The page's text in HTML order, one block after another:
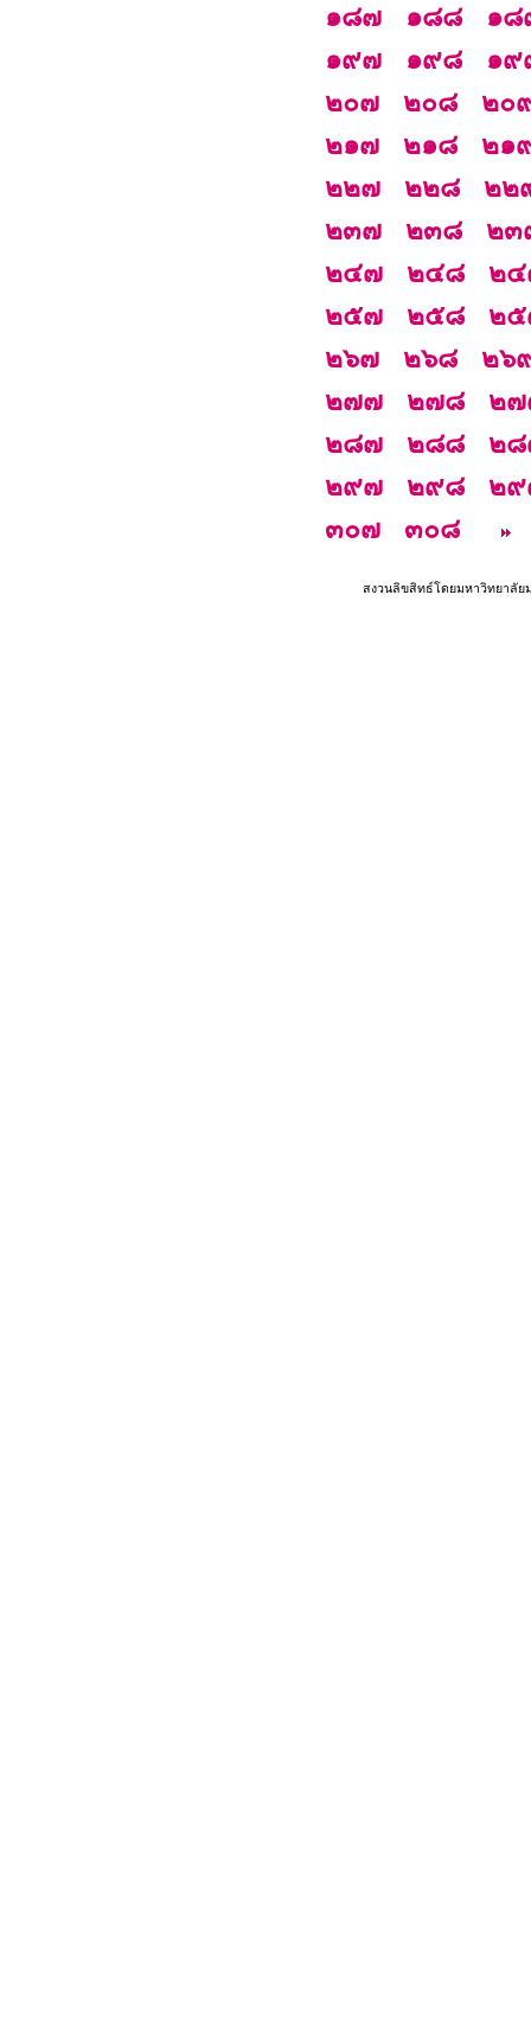
๑๘๗
๑๘๘
๑๘
๑๙๗
๑๙๘
๑๙
๒๐๗
๒๐๘
๒๐
๒๑๗
๒๑๘
๒๑
๒๒๗
๒๒๘
๒๒
๒๓๗
๒๓๘
๒๓
๒๔๗
๒๔๘
๒
๒๕๗
๒๕๘
๒
๒๖๗
๒๖๘
๒๖
๒๗๗
๒๗๘
๒
๒๘๗
๒๘๘
๒
๒๙๗
๒๙๘
๒
๓๐๗
๓๐๘
สงวนลิขสิทธ์โดยมหาวิทยาลั